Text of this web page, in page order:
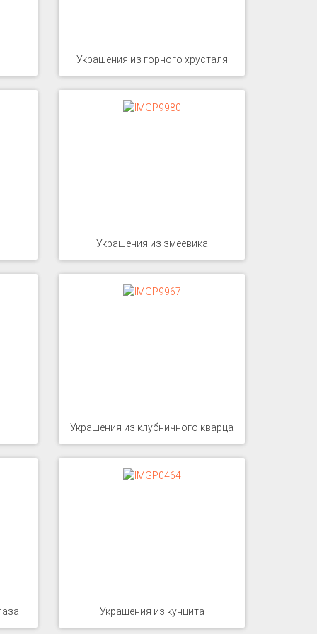
Украшения из горного хрусталя
Украшения из змеевика
Украшения из клубничного кварца
Украшения из кунцита